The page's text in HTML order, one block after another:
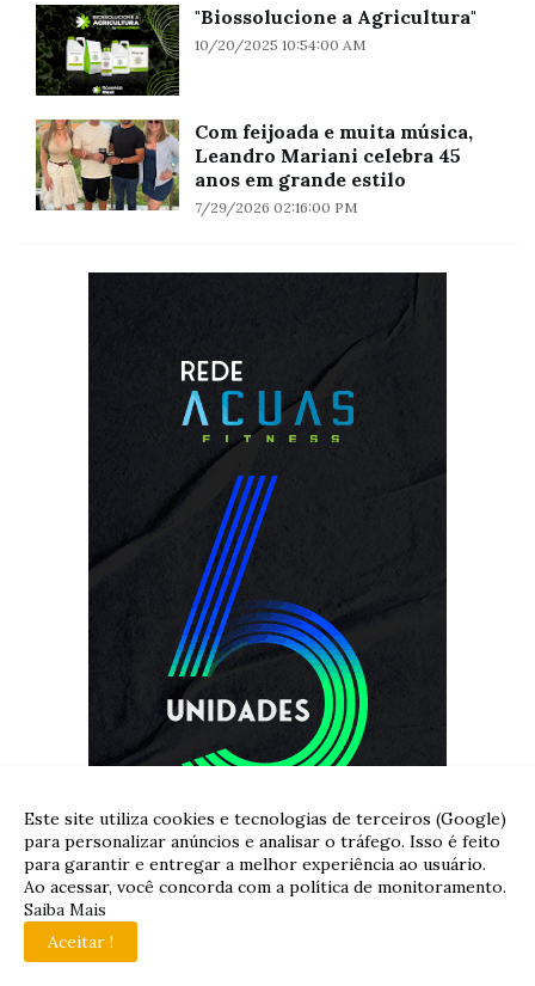
"Biossolucione a Agricultura"
10/20/2025 10:54:00 AM
Com feijoada e muita música,
Leandro Mariani celebra 45
anos em grande estilo
7/29/2026 02:16:00 PM
Este site utiliza cookies e tecnologias de terceiros (Google)
para personalizar anúncios e analisar o tráfego. Isso é feito
para garantir e entregar a melhor experiência ao usuário.
Ao acessar, você concorda com a política de monitoramento.
Saiba Mais
Aceitar !